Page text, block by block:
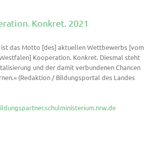
Konkret. 2021
das Motto [des] aktuellen Wettbewerbs [vom
Kooperation. Konkret. Diesmal steht
und der damit verbundenen Chancen
(Redaktion / Bildungsportal des Landes